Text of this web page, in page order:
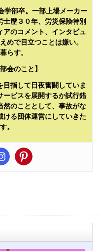
学部卒。一部上場メーカー
歴３０年、労災保険特別
アのコメント、インタビュ
めで目立つことは嫌い。
らす。
会のこと】
指して日夜奮闘していま
ービスを展開するか試行錯
然のこととして、事故がな
ける団体運営にしていきた
。